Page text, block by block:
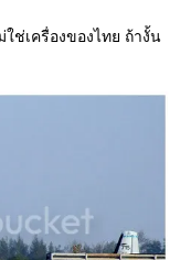
ช่เครื่องของไทย ถ้างั้น